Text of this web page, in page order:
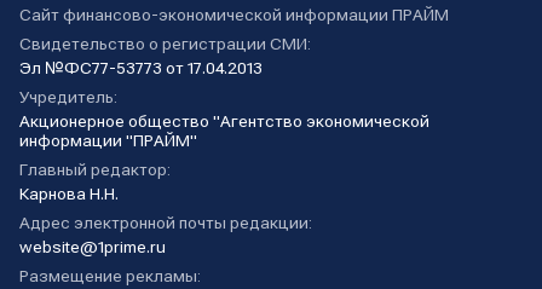
Сайт финансово-экономической информации ПРАЙМ
Свидетельство о регистрации СМИ:
Эл №ФС77-53773 от 17.04.2013
Учредитель:
Акционерное общество "Агентство экономической
информации "ПРАЙМ"
Главный редактор:
Карнова Н.Н.
Адрес электронной почты редакции:
website@1prime.ru
Размещение рекламы: